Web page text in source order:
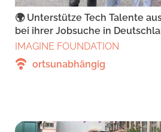
🌍 Unterstütze Tech Talente
bei ihrer Jobsuche in
IMAGINE FOUNDATION
ortsunabhängig